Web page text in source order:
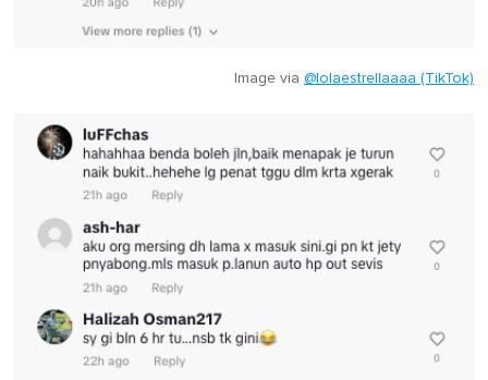
Image via @lolaestrellaaaa (TikTok)